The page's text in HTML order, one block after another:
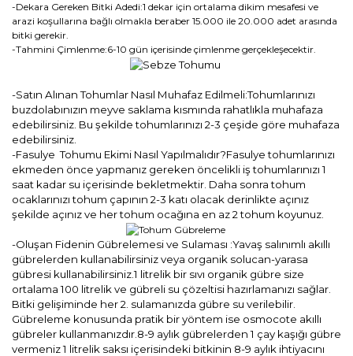
-Dekara Gereken Bitki Adedi:1 dekar için ortalama dikim mesafesi ve
arazi koşullarına bağlı olmakla beraber 15.000 ile 20.000 adet arasında
bitki gerekir.
-Tahmini Çimlenme:6-10 gün içerisinde çimlenme gerçekleşecektir.
-Satın Alınan Tohumlar Nasıl Muhafaz Edilmeli:Tohumlarınızı
buzdolabınızın meyve saklama kısmında rahatlıkla muhafaza
edebilirsiniz. Bu şekilde tohumlarınızı 2-3 çeşide göre muhafaza
edebilirsiniz.
-Fasulye Tohumu Ekimi Nasıl Yapılmalıdır?Fasulye tohumlarınızı
ekmeden önce yapmanız gereken öncelikli iş tohumlarınızı 1
saat kadar su içerisinde bekletmektir. Daha sonra tohum
ocaklarınızı tohum çapının 2-3 katı olacak derinlikte açınız
şekilde açınız ve her tohum ocağına en az 2 tohum koyunuz.
-Oluşan Fidenin Gübrelemesi ve Sulaması :Yavaş salınımlı akıllı
gübrelerden kullanabilirsiniz veya organik solucan-yarasa
gübresi kullanabilirsiniz.1 litrelik bir sıvı organik gübre size
ortalama 100 litrelik ve gübreli su çözeltisi hazırlamanızı sağlar.
Bitki gelişiminde her 2. sulamanızda gübre su verilebilir.
Gübreleme konusunda pratik bir yöntem ise osmocote akıllı
gübreler kullanmanızdır.8-9 aylık gübrelerden 1 çay kaşığı gübre
vermeniz 1 litrelik saksı içerisindeki bitkinin 8-9 aylık ihtiyacını